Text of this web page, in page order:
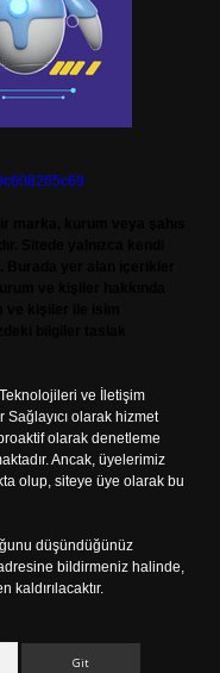
ve İletişim
Sağlayıcı olarak hizmet
olarak denetleme
Ancak, üyelerimiz
olup, siteye üye olarak bu
düşündüğünüz
bildirmeniz halinde,